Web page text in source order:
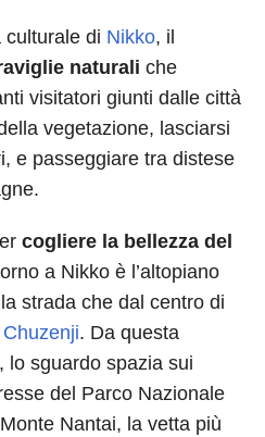
culturale di Nikko, il
naturali che
visitatori giunti dalle città
vegetazione, lasciarsi
e passeggiare tra distese
cogliere la bellezza del
a Nikko è l’altopiano
strada che dal centro di
. Da questa
, lo sguardo spazia sui
del Parco Nazionale
Nantai, la vetta più